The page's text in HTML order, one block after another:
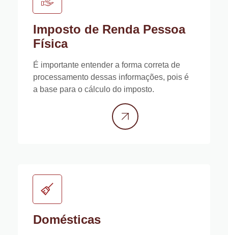
Imposto de Renda Pessoa
Física
É importante entender a forma correta de
processamento dessas informações, pois é
a base para o cálculo do imposto.
Domésticas